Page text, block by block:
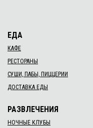
ЕДА
КАФЕ
РЕСТОРАНЫ
СУШИ, ПАБЫ, ПИЦЦЕРИИ
ДОСТАВКА ЕДЫ
РАЗВЛЕЧЕНИЯ
НОЧНЫЕ КЛУБЫ